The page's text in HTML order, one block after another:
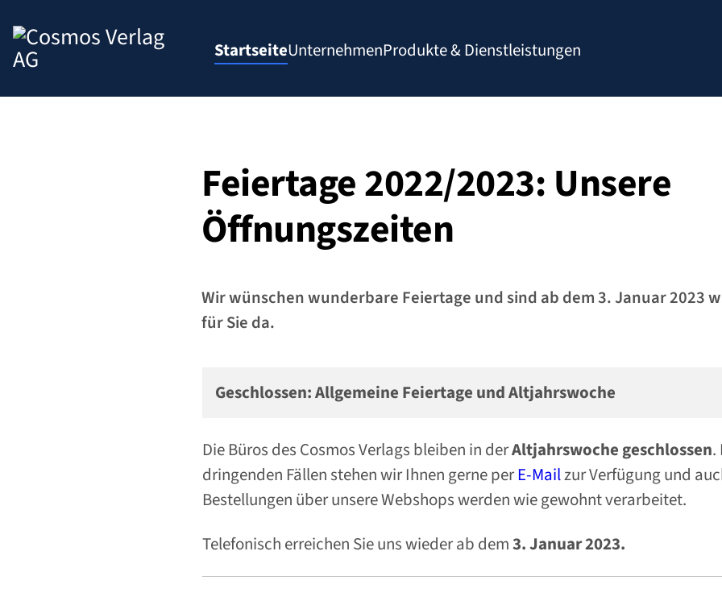
Inhalt
springen
StartseiteUnternehmenProdukte & Dienstleistungen
Feiertage 2022/2023: Unsere
Öffnungszeiten
Wir wünschen wunderbare Feiertage und sind ab dem 3. Januar 2023
für Sie da.
Geschlossen: Allgemeine Feiertage und Altjahrswoche
Die Büros des Cosmos Verlags bleiben in derAltjahrswoche geschlossen.
dringenden Fällen stehen wir Ihnen gerne perE-Mailzur Verfügung und
Bestellungen über unsere Webshops werden wie gewohnt verarbeitet.
Telefonisch erreichen Sie uns wieder ab dem3. Januar 2023.